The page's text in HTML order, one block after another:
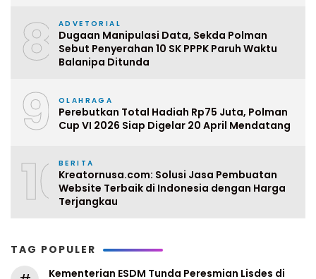
8 ADVETORIAL
Dugaan Manipulasi Data, Sekda Polman
Sebut Penyerahan 10 SK PPPK Paruh Waktu
Balanipa Ditunda
9 OLAHRAGA
Perebutkan Total Hadiah Rp75 Juta, Polman
Cup VI 2026 Siap Digelar 20 April Mendatang
10BERITA
Kreatornusa.com: Solusi Jasa Pembuatan
Website Terbaik di Indonesia dengan Harga
Terjangkau
TAG POPULER
Kementerian ESDM Tunda Peresmian Lisdes di